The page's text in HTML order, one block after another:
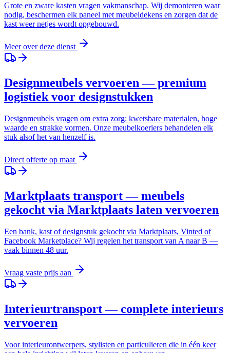
Grote en zware kasten vragen vakmanschap. Wij demonteren waar
nodig, beschermen elk paneel met meubeldekens en zorgen dat de
kast weer netjes wordt opgebouwd.
Meer over deze dienst
Designmeubels vervoeren — premium
logistiek voor designstukken
Designmeubels vragen om extra zorg: kwetsbare materialen, hoge
waarde en strakke vormen. Onze meubelkoeriers behandelen elk
stuk alsof het van henzelf is.
Direct offerte op maat
Marktplaats transport — meubels
gekocht via Marktplaats laten vervoeren
Een bank, kast of designstuk gekocht via Marktplaats, Vinted of
Facebook Marketplace? Wij regelen het transport van A naar B —
vaak binnen 48 uur.
Vraag vaste prijs aan
Interieurtransport — complete interieurs
vervoeren
Voor interieurontwerpers, stylisten en particulieren die in één keer